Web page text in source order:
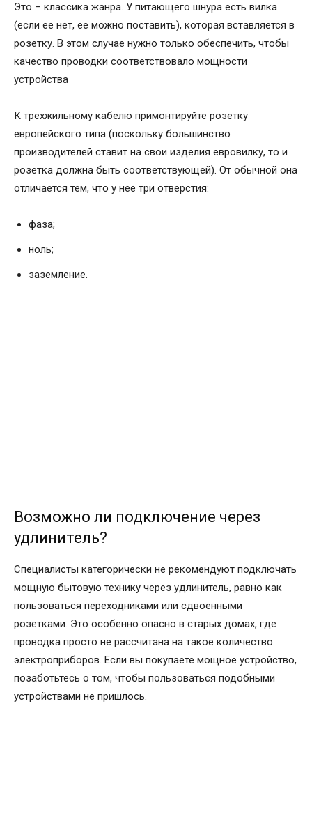
Это – классика жанра. У питающего шнура есть вилка
(если ее нет, ее можно поставить), которая вставляется в
розетку. В этом случае нужно только обеспечить, чтобы
качество проводки соответствовало мощности
устройства
К трехжильному кабелю примонтируйте розетку
европейского типа (поскольку большинство
производителей ставит на свои изделия евровилку, то и
розетка должна быть соответствующей). От обычной она
отличается тем, что у нее три отверстия:
фаза;
ноль;
заземление.
Возможно ли подключение через
удлинитель?
Специалисты категорически не рекомендуют подключать
мощную бытовую технику через удлинитель, равно как
пользоваться переходниками или сдвоенными
розетками. Это особенно опасно в старых домах, где
проводка просто не рассчитана на такое количество
электроприборов. Если вы покупаете мощное устройство,
позаботьтесь о том, чтобы пользоваться подобными
устройствами не пришлось.